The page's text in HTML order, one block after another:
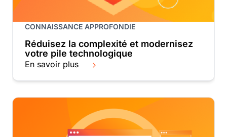
CONNAISSANCE APPROFONDIE
Réduisez la complexité et modernisez
votre pile technologique
En savoir plus